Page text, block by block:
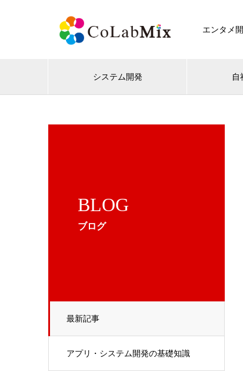
エンタメ
システム開発 自
BLOG
ブログ
最新記事
アプリ・システム開発の基礎知識